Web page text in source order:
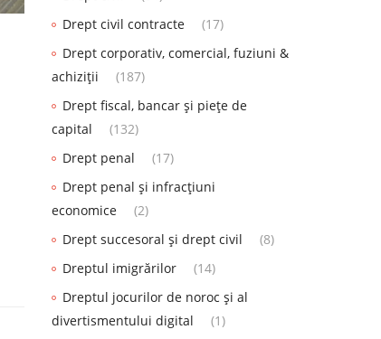
Drept civil contracte
(17)
Drept corporativ, comercial, fuziuni &
achiziții
(187)
Drept fiscal, bancar și piețe de
capital
(132)
Drept penal
(17)
Drept penal și infracțiuni
economice
(2)
Drept succesoral și drept civil
(8)
Dreptul imigrărilor
(14)
Dreptul jocurilor de noroc și al
divertismentului digital
(1)